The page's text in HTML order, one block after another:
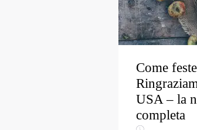
Come
USA – la
completa